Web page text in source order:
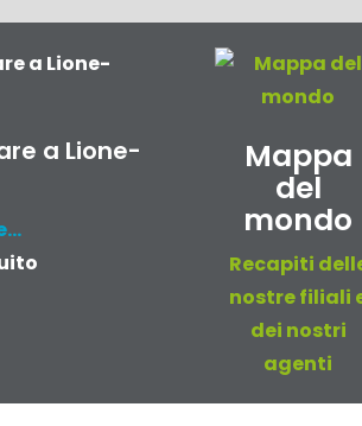
a Lione- Mappa
del
mondo
Recapiti
nostre filiali
dei nostri
agenti